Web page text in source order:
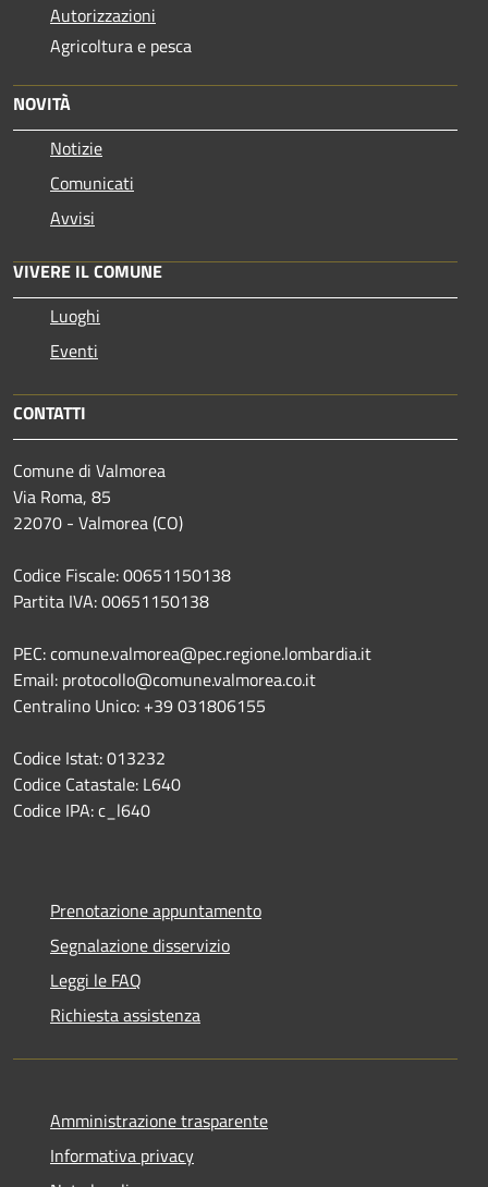
Autorizzazioni
Agricoltura e pesca
NOVITÀ
Notizie
Comunicati
Avvisi
VIVERE IL COMUNE
Luoghi
Eventi
CONTATTI
Comune di Valmorea
Via Roma, 85
22070 - Valmorea (CO)
Codice Fiscale: 00651150138
Partita IVA: 00651150138
PEC: comune.valmorea@pec.regione.lombardia.it
Email: protocollo@comune.valmorea.co.it
Centralino Unico: +39 031806155
Codice Istat: 013232
Codice Catastale: L640
Codice IPA: c_l640
Prenotazione appuntamento
Segnalazione disservizio
Leggi le FAQ
Richiesta assistenza
Amministrazione trasparente
Informativa privacy